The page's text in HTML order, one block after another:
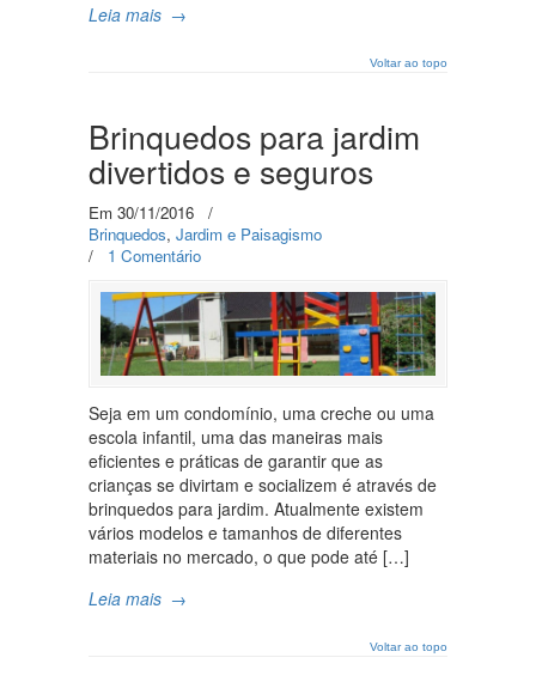
Leia mais →
Voltar ao topo
Brinquedos para jardim
divertidos e seguros
Em 30/11/2016
/
Brinquedos, Jardim e Paisagismo
/ 1 Comentário
Seja em um condomínio, uma creche ou uma
escola infantil, uma das maneiras mais
eficientes e práticas de garantir que as
crianças se divirtam e socializem é através de
brinquedos para jardim. Atualmente existem
vários modelos e tamanhos de diferentes
materiais no mercado, o que pode até […]
Leia mais →
Voltar ao topo